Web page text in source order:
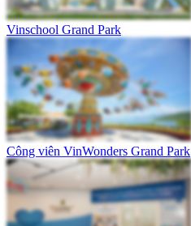
Vinschool Grand Park
Công viên VinWonders Grand Park